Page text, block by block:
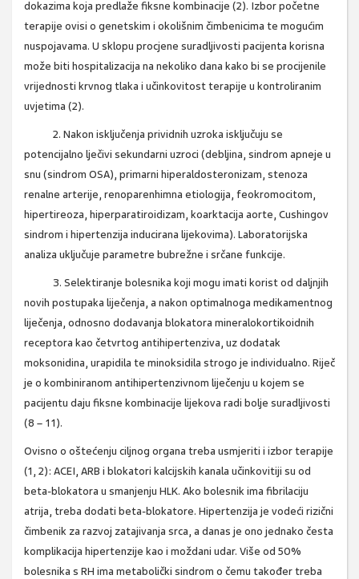
dokazima koja predlaže fiksne kombinacije (2). Izbor početne
terapije ovisi o genetskim i okolišnim čimbenicima te mogućim
nuspojavama. U sklopu procjene suradljivosti pacijenta korisna
može biti hospitalizacija na nekoliko dana kako bi se procijenile
vrijednosti krvnog tlaka i učinkovitost terapije u kontroliranim
uvjetima (2).
2. Nakon isključenja prividnih uzroka isključuju se
potencijalno lječivi sekundarni uzroci (debljina, sindrom apneje u
snu (sindrom OSA), primarni hiperaldosteronizam, stenoza
renalne arterije, renoparenhimna etiologija, feokromocitom,
hipertireoza, hiperparatiroidizam, koarktacija aorte, Cushingov
sindrom i hipertenzija inducirana lijekovima). Laboratorijska
analiza uključuje parametre bubrežne i srčane funkcije.
3. Selektiranje bolesnika koji mogu imati korist od daljnjih
novih postupaka liječenja, a nakon optimalnoga medikamentnog
liječenja, odnosno dodavanja blokatora mineralokortikoidnih
receptora kao četvrtog antihipertenziva, uz dodatak
moksonidina, urapidila te minoksidila strogo je individualno. Riječ
je o kombiniranom antihipertenzivnom liječenju u kojem se
pacijentu daju fiksne kombinacije lijekova radi bolje suradljivosti
(8 – 11).
Ovisno o oštećenju ciljnog organa treba usmjeriti i izbor terapije
(1, 2): ACEI, ARB i blokatori kalcijskih kanala učinkovitiji su od
beta-blokatora u smanjenju HLK. Ako bolesnik ima fibrilaciju
atrija, treba dodati beta-blokatore. Hipertenzija je vodeći rizični
čimbenik za razvoj zatajivanja srca, a danas je ono jednako česta
komplikacija hipertenzije kao i moždani udar. Više od 50%
bolesnika s RH ima metabolički sindrom o čemu također treba